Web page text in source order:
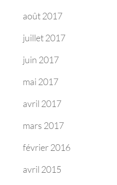
août 2017
juillet 2017
juin 2017
mai 2017
avril 2017
mars 2017
février 2016
avril 2015